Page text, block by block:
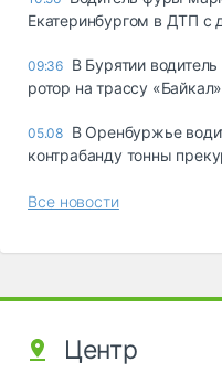
Екатеринбургом в ДТП с
09:36 В Бурятии
ротор на трассу «Байкал»
05.08 В Оренбуржье
контрабанду тонны
Все новости
Центр